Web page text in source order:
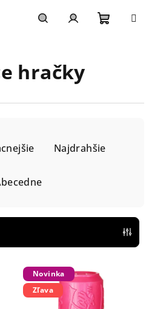
hračky
Najdrahšie
Novinka
Zľava